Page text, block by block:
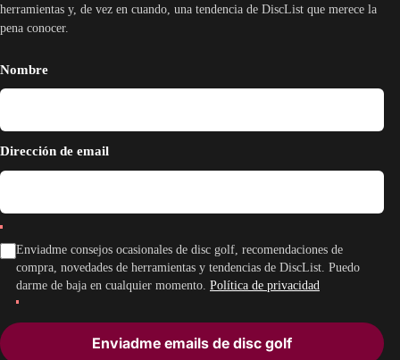
herramientas y, de vez en cuando, una tendencia de DiscList que merece la
pena conocer.
Nombre
Dirección de email
Enviadme consejos ocasionales de disc golf, recomendaciones de
compra, novedades de herramientas y tendencias de DiscList. Puedo
darme de baja en cualquier momento. Política de privacidad
Enviadme emails de disc golf